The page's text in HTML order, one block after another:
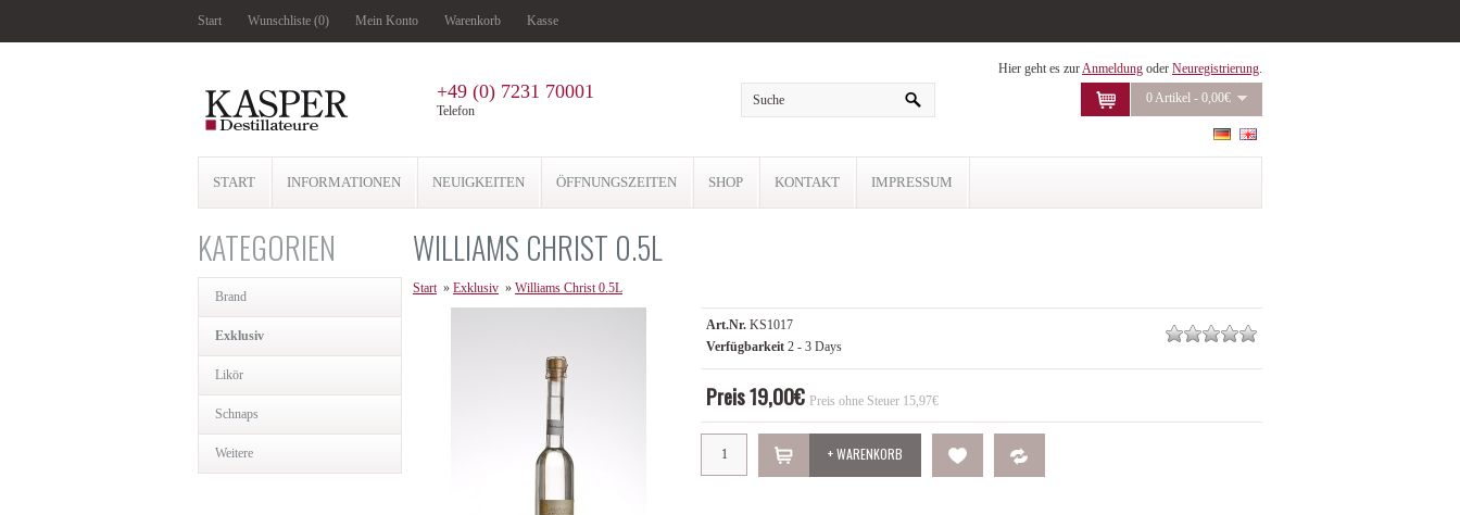
Start Wunschliste (0) Mein Konto Warenkorb Kasse
+49 (0) 7231 70001
Telefon
0 Artikel - 0,00€
Hier geht es zurAnmeldung oder Neuregistrierung.
START INFORMATIONEN NEUIGKEITEN ÖFFNUNGSZEITEN SHOP KONTAKT IMPRESSUM
KATEGORIEN
Brand
Exklusiv
Likör
Schnaps
Weitere
WILLIAMS CHRIST 0.5L
Start» Exklusiv » Williams Christ 0.5L
Art.Nr. KS1017
Verfügbarkeit 2 - 3 Days
Preis 19,00€ Preis ohne Steuer 15,97€
+ WARENKORB